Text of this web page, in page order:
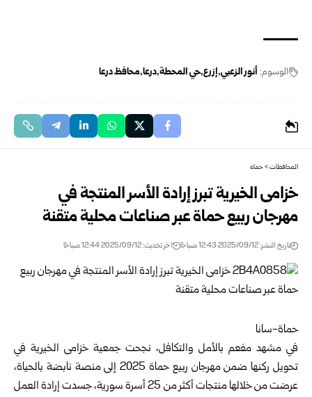
الوسوم: أنور الزعبي إزرع حي المحطة درعا محافظ درعا
المحافظات>حماة
خزامى الخيرية تبرز إرادة الأسر المنتجة في
مهرجان ربيع حماة عبر صناعات محلية متقنة
تاريخ النشر: 2025/09/12 12:43 صباحًا اخر تحديث: 2025/09/12 12:44 صباحًا
حماة-سانا
في مشهد مفعم بالأمل والتكافل، نجحت جمعية خزامى الخيرية في
تحويل ركنها ضمن مهرجان ربيع حماة 2025 إلى منصة نابضة بالحياة،
عرضت من خلالها منتجات أكثر من 25 أسرة سورية، جسدت إرادة العمل